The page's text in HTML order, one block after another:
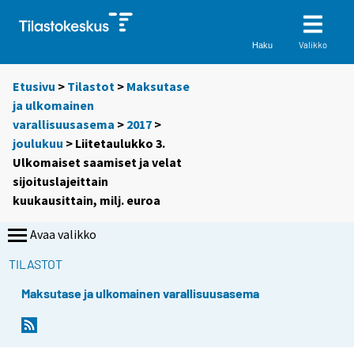
Haku Valikko
Etusivu > Tilastot > Maksutase
ja ulkomainen
varallisuusasema > 2017 >
joulukuu > Liitetaulukko 3.
Ulkomaiset saamiset ja velat
sijoituslajeittain
kuukausittain, milj. euroa
Avaa valikko
TILASTOT
Maksutase ja ulkomainen varallisuusasema